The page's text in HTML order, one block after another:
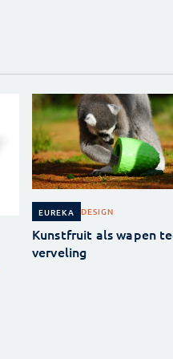
EUREKA DESIGN
Kunstfruit als wapen
verveling